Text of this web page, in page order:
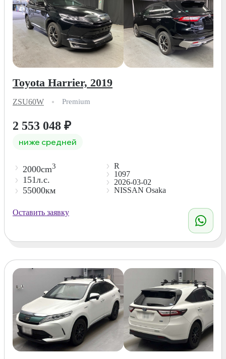
Toyota Harrier, 2019
ZSU60W Premium
2 553 048 ₽
ниже средней
2000cm3
151л.с.
55000км
R
1097
2026-03-02
NISSAN Osaka
Оставить заявку